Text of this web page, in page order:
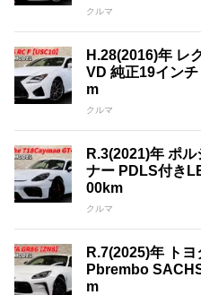
クルマ
H.28(2016)年 レ
VD 純正19イン
m
クルマ
R.3(2021)年 ポ
ナー PDLS付き
00km
クルマ
R.7(2025)年 ト
Pbrembo
m